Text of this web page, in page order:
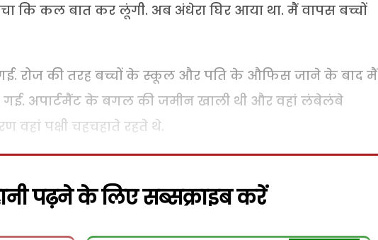
कि कल बात कर लूंगी. अब अंधेरा घिर आया था. मैं वापस बच्चों
रोज की तरह बच्चों के स्कूल और पति के औफिस जाने के बाद मैं
अपार्टमैंट के बगल की जमीन खाली थी और वहां लंबेलंबे
पक्षी चहचहाते रहते थे.
पढ़ने के लिए सब्सक्राइब करें